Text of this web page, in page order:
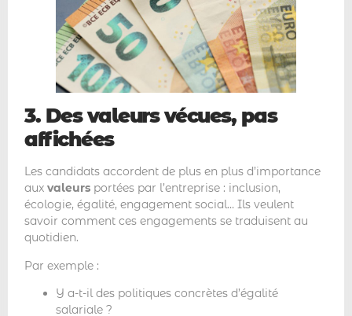
3. Des valeurs vécues, pas
affichées
Les candidats accordent de plus en plus d’importance
aux valeurs portées par l’entreprise : inclusion,
écologie, égalité, engagement social… Ils veulent
savoir comment ces engagements se traduisent au
quotidien.
Par exemple :
Y a-t-il des politiques concrètes d’égalité
salariale ?